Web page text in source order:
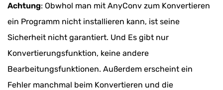
Achtung: Obwhol man mit AnyConv zum Konvertieren
ein Programm nicht installieren kann, ist seine
Sicherheit nicht garantiert. Und Es gibt nur
Konvertierungsfunktion, keine andere
Bearbeitungsfunktionen. Außerdem erscheint ein
Fehler manchmal beim Konvertieren und die